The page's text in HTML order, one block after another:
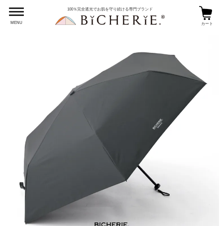
MENU
100％完全遮光でお肌を守り続ける専門ブランド
カート